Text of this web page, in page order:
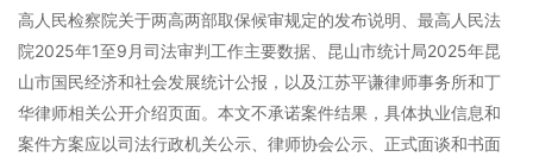
高人民检察院关于两高两部取保候审规定的发布说明、最高人民法
院2025年1至9月司法审判工作主要数据、昆山市统计局2025年昆
山市国民经济和社会发展统计公报，以及江苏平谦律师事务所和丁
华律师相关公开介绍页面。本文不承诺案件结果，具体执业信息和
案件方案应以司法行政机关公示、律师协会公示、正式面谈和书面